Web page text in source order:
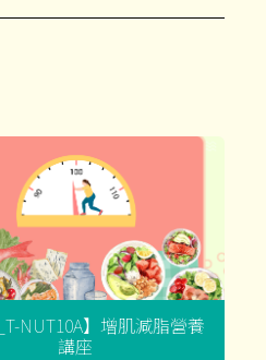
NUT10A】增肌減脂營養
講座